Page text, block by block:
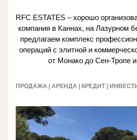
RFC ESTATES – хорошо
компания в Каннах, на Лазурном
предлагаем комплекс
операций с элитной и
от Монако до Сен-Тропе
ПРОДАЖА | АРЕНДА | КРЕДИТ |